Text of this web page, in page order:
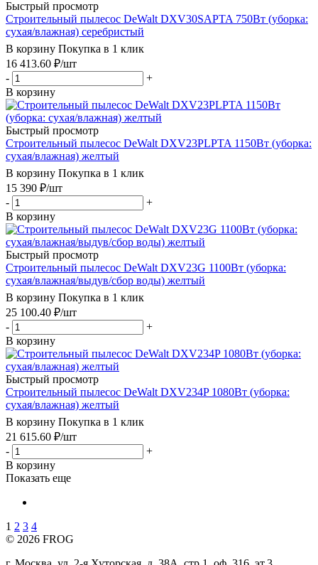
Быстрый просмотр
Строительный пылесос DeWalt DXV30SAPTA 750Вт (уборка:
сухая/влажная) серебристый
В корзину Покупка в 1 клик
16 413.60 ₽/шт
-
+
В корзину
Быстрый просмотр
Строительный пылесос DeWalt DXV23PLPTA 1150Вт (уборка:
сухая/влажная) желтый
В корзину Покупка в 1 клик
15 390 ₽/шт
-
+
В корзину
Быстрый просмотр
Строительный пылесос DeWalt DXV23G 1100Вт (уборка:
сухая/влажная/выдув/сбор воды) желтый
В корзину Покупка в 1 клик
25 100.40 ₽/шт
-
+
В корзину
Быстрый просмотр
Строительный пылесос DeWalt DXV234P 1080Вт (уборка:
сухая/влажная) желтый
В корзину Покупка в 1 клик
21 615.60 ₽/шт
-
+
В корзину
Показать еще
1 2 3 4
© 2026 FROG